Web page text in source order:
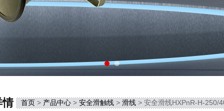
情 首页>产品中心>安全滑触线>滑线> 安全滑线HXPnR-H-250/